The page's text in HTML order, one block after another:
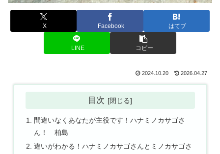
X Facebook はてブ
LINE コピー
2024.10.20 2026.04.27
目次
間違いなくあなたが主役です！ハナミノカサゴさ
ん！ 柏島
違いがわかる！ハナミノカサゴさんとミノカサゴさ